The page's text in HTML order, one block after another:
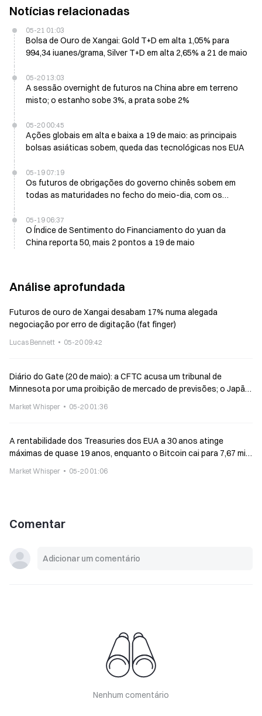
Notícias relacionadas
05-21 01:03
Bolsa de Ouro de Xangai: Gold T+D em alta 1,05% para
994,34 iuanes/grama, Silver T+D em alta 2,65% a 21 de maio
05-20 13:03
A sessão overnight de futuros na China abre em terreno
misto; o estanho sobe 3%, a prata sobe 2%
05-20 00:45
Ações globais em alta e baixa a 19 de maio: as principais
bolsas asiáticas sobem, queda das tecnológicas nos EUA
05-19 07:19
Os futuros de obrigações do governo chinês sobem em
todas as maturidades no fecho do meio-dia, com os
05-19 06:37
O Índice de Sentimento do Financiamento do yuan da
China reporta 50, mais 2 pontos a 19 de maio
Análise aprofundada
Futuros de ouro de Xangai desabam 17% numa alegada
negociação por erro de digitação (fat finger)
Lucas Bennett 05-20 09:42
Diário do Gate (20 de maio): a CFTC acusa um tribunal de
Minnesota por uma proibição de mercado de previsões; o Japão
Market Whisper 05-20 01:36
A rentabilidade dos Treasuries dos EUA a 30 anos atinge
máximas de quase 19 anos, enquanto o Bitcoin cai para 7,67 mil
Market Whisper 05-20 01:06
Comentar
Nenhum comentário